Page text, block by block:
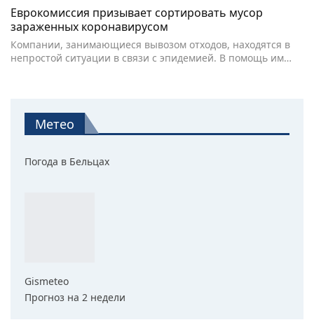
Еврокомиссия призывает сортировать мусор
зараженных коронавирусом
Компании, занимающиеся вывозом отходов, находятся в
непростой ситуации в связи с эпидемией. В помощь им…
Метео
Погода в Бельцах
Gismeteo
Прогноз на 2 недели